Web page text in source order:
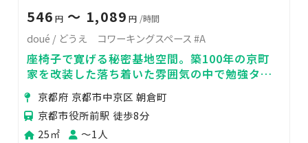
546 円 〜 1,089 円 /時間
doué / どうえ コワーキングスペース #A
座椅子で寛げる秘密基地空間。築100年の京町
家を改装した落ち着いた雰囲気の中で勉強タイ
ムを。
京都府 京都市中京区 朝倉町
京都市役所前駅 徒歩8分
25㎡
〜1人